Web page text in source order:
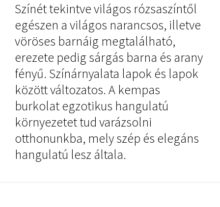
Színét tekintve világos rózsaszíntől
egészen a világos narancsos, illetve
vöröses barnáig megtalálható,
erezete pedig sárgás barna és arany
fényű. Színárnyalata lapok és lapok
között változatos. A kempas
burkolat egzotikus hangulatú
környezetet tud varázsolni
otthonunkba, mely szép és elegáns
hangulatú lesz általa.